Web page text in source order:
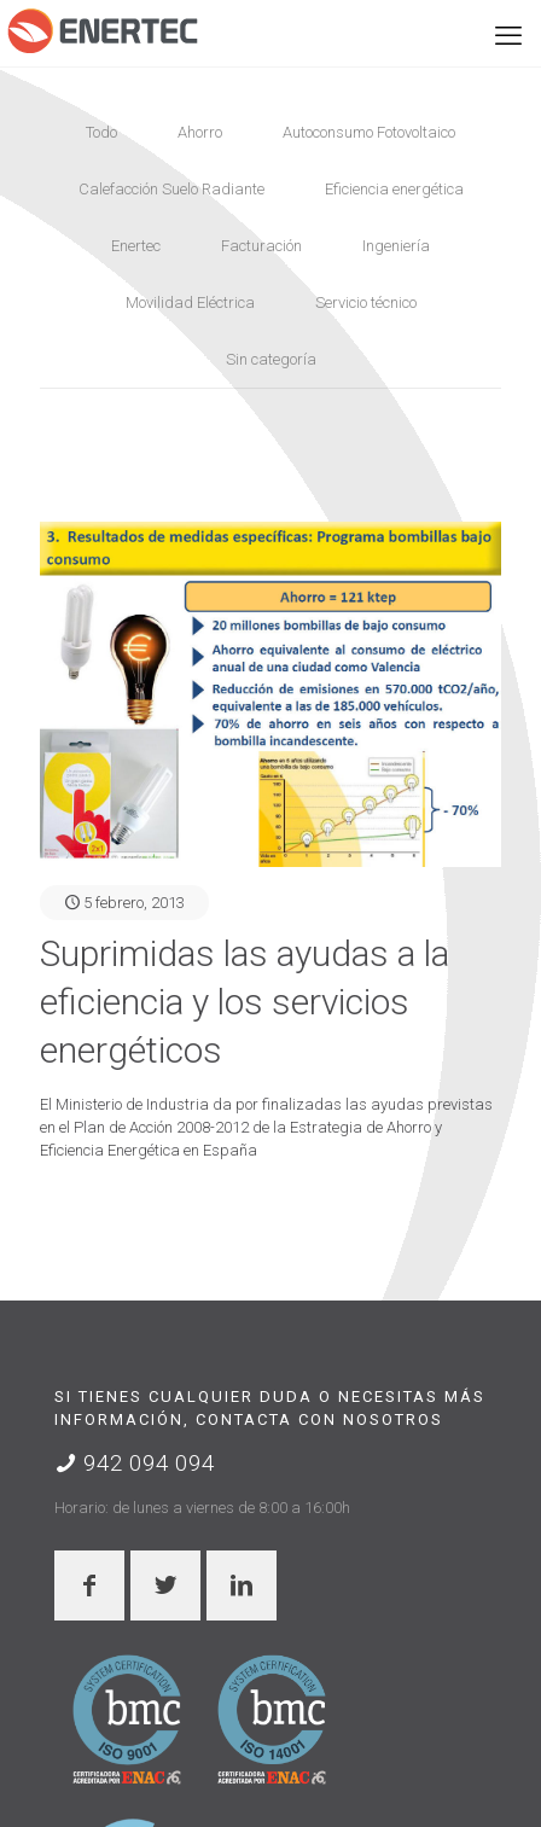
Todo Ahorro Autoconsumo Fotovoltaico
Calefacción Suelo Radiante Eficiencia energética
Enertec Facturación Ingeniería
Movilidad Eléctrica Servicio técnico
Sin categoría
5 febrero, 2013
Suprimidas las ayudas a la
eficiencia y los servicios
energéticos
El Ministerio de Industria da por finalizadas las ayudas previstas
en el Plan de Acción 2008-2012 de la Estrategia de Ahorro y
Eficiencia Energética en España
SI TIENES CUALQUIER DUDA O NECESITAS MÁS
INFORMACIÓN, CONTACTA CON NOSOTROS
942 094 094
Horario: de lunes a viernes de 8:00 a 16:00h